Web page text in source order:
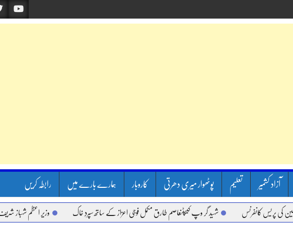
آزاد کشمیر تعلیم پوٹھوار میری دھرتی کاروبار ہمارے بارے میں رابطہ کریں
کانفرنس شہید گر وپ کیپٹنعاصم طارق مکمل فوجی اعزاز کے ساتھ سپردِ خاک وزیر اعظم شہباز شریف اور